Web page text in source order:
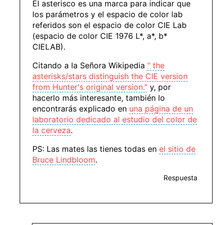
El asterisco es una marca para indicar que
los parámetros y el espacio de color lab
referidos son el espacio de color CIE Lab
(espacio de color CIE 1976 L*, a*, b*
CIELAB).
Citando a la Señora Wikipedia " the
asterisks/stars distinguish the CIE version
from Hunter's original version." y, por
hacerlo más interesante, también lo
encontrarás explicado en una página de un
laboratorio dedicado al estudio del color de
la cerveza.
PS: Las mates las tienes todas en el sitio de
Bruce Lindbloom.
Respuesta